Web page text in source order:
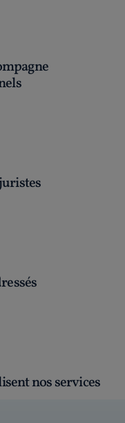
nos services